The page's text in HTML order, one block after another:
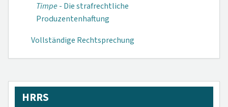
Timpe- Die strafrechtliche
Produzentenhaftung
Vollständige Rechtsprechung
HRRS